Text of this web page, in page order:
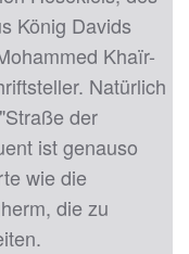
König Davids
Khaïr-
Natürlich
der
ist genauso
wie die
die zu